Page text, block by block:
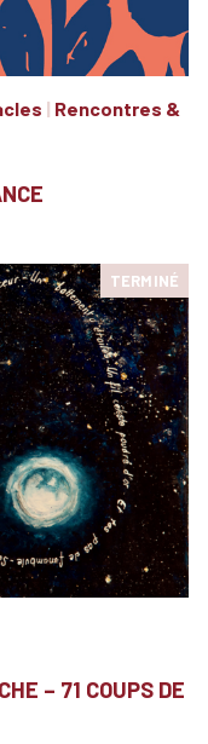
| Rencontres &
TERMINÉ
– 71 COUPS DE